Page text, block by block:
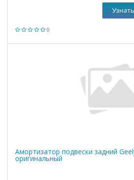
0
Амортизатор подвески задний
оригинальный